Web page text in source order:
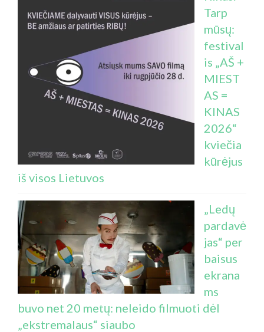
Tarp
mūsų:
festival
is „AŠ +
MIEST
AS =
KINAS
2026“
kviečia
kūrėjus
iš visos Lietuvos
„Ledų
pardavė
jas“ per
baisus
ekrana
ms
buvo net 20 metų: neleido filmuoti dėl
„ekstremalaus“ siaubo